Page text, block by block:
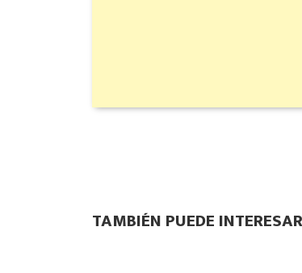
TAMBIÉN PUEDE